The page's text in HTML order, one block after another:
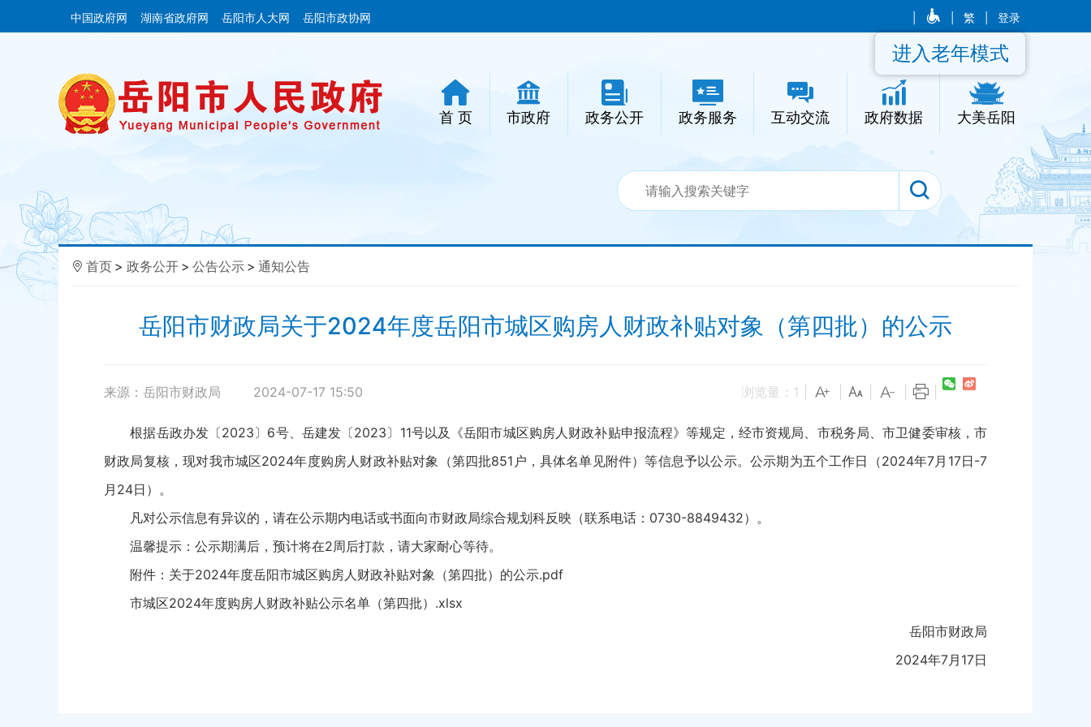
中国政府网 湖南省政府网 岳阳市人大网 岳阳市政协网 繁 登录
首 页 市政府 政务公开 政务服务 互动交流 政府数据 大美岳阳
进入老年模式
首页 > 政务公开 > 公告公示 > 通知公告
岳阳市财政局关于2024年度岳阳市城区购房人财政补贴对象（第四批）的公示
来源：岳阳市财政局 2024-07-17 15:50 浏览量： 1
根据岳政办发〔2023〕6号、岳建发〔2023〕11号以及《岳阳市城区购房人财政补贴申报流程》等规定，经市资规局、市税务局、市卫健委审核，市
财政局复核，现对我市城区2024年度购房人财政补贴对象（第四批851户，具体名单见附件）等信息予以公示。公示期为五个工作日（2024年7月17日-7
月24日）。
凡对公示信息有异议的，请在公示期内电话或书面向市财政局综合规划科反映（联系电话：0730-8849432）。
温馨提示：公示期满后，预计将在2周后打款，请大家耐心等待。
附件： 关于2024年度岳阳市城区购房人财政补贴对象（第四批）的公示.pdf
市城区2024年度购房人财政补贴公示名单（第四批）.xlsx
岳阳市财政局
2024年7月17日